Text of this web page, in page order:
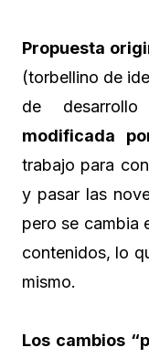
Propuesta
(torbellino de
de
modificada
trabajo para
y pasar las
pero se cambia
contenidos, lo
mismo.
Los cambios